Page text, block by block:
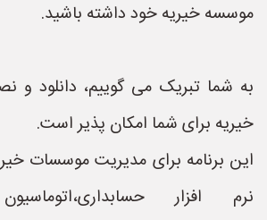
موسسه خیریه خود داشته باشید.
به شما تبریک می گوییم، دانلود و
خیریه برای شما امکان پذیر است.
این برنامه برای مدیریت موسسات
نرم افزار